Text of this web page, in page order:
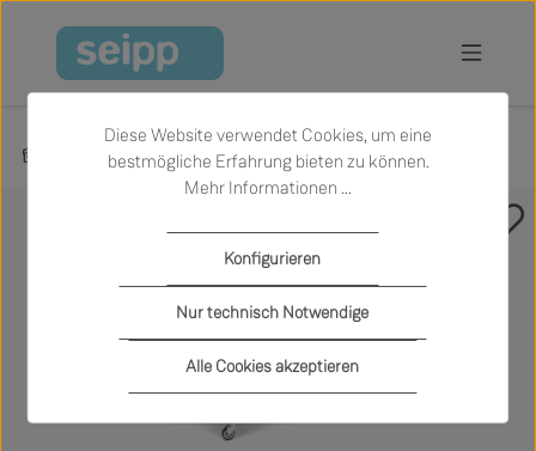
Zum Hauptinhalt springen
Produkte Wohnen Sideboards und Kommoden
Diese Website verwendet Cookies, um eine
bestmögliche Erfahrung bieten zu können.
Mehr Informationen ...
Nur technisch Notwendige
Konfigurieren
Alle Cookies akzeptieren